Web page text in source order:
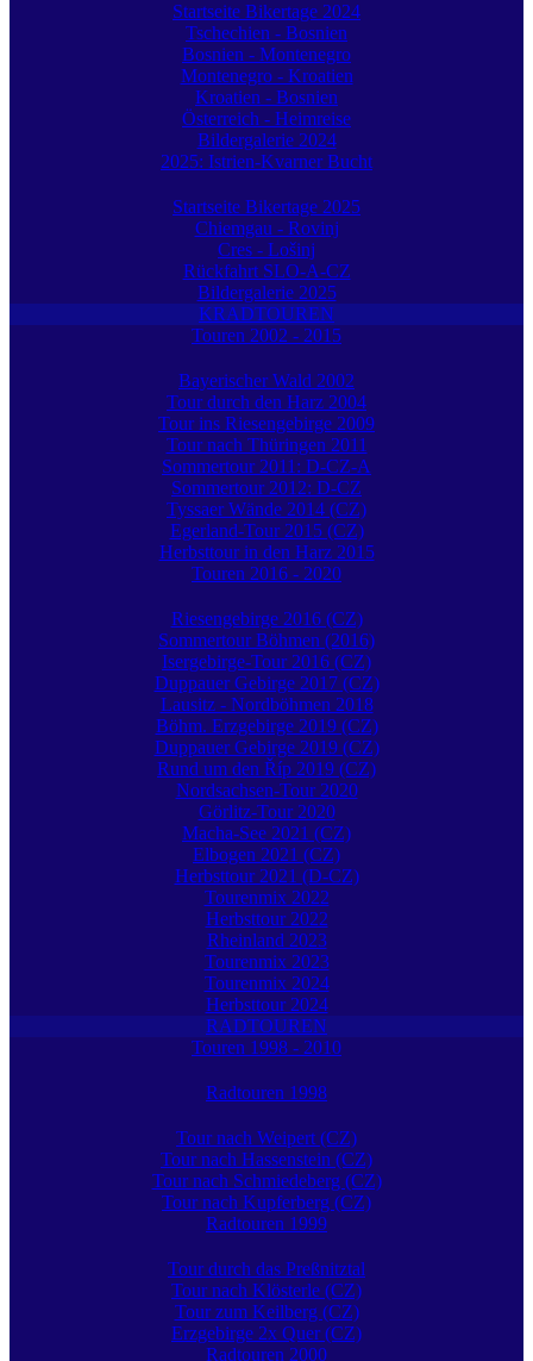
Startseite Bikertage 2024
Tschechien - Bosnien
Bosnien - Montenegro
Montenegro - Kroatien
Kroatien - Bosnien
Österreich - Heimreise
Bildergalerie 2024
2025: Istrien-Kvarner Bucht
Startseite Bikertage 2025
Chiemgau - Rovinj
Cres - Lošinj
Rückfahrt SLO-A-CZ
Bildergalerie 2025
KRADTOUREN
Touren 2002 - 2015
Bayerischer Wald 2002
Tour durch den Harz 2004
Tour ins Riesengebirge 2009
Tour nach Thüringen 2011
Sommertour 2011: D-CZ-A
Sommertour 2012: D-CZ
Tyssaer Wände 2014 (CZ)
Egerland-Tour 2015 (CZ)
Herbsttour in den Harz 2015
Touren 2016 - 2020
Riesengebirge 2016 (CZ)
Sommertour Böhmen (2016)
Isergebirge-Tour 2016 (CZ)
Duppauer Gebirge 2017 (CZ)
Lausitz - Nordböhmen 2018
Böhm. Erzgebirge 2019 (CZ)
Duppauer Gebirge 2019 (CZ)
Rund um den Říp 2019 (CZ)
Nordsachsen-Tour 2020
Görlitz-Tour 2020
Macha-See 2021 (CZ)
Elbogen 2021 (CZ)
Herbsttour 2021 (D-CZ)
Tourenmix 2022
Herbsttour 2022
Rheinland 2023
Tourenmix 2023
Tourenmix 2024
Herbsttour 2024
RADTOUREN
Touren 1998 - 2010
Radtouren 1998
Tour nach Weipert (CZ)
Tour nach Hassenstein (CZ)
Tour nach Schmiedeberg (CZ)
Tour nach Kupferberg (CZ)
Radtouren 1999
Tour durch das Preßnitztal
Tour nach Klösterle (CZ)
Tour zum Keilberg (CZ)
Erzgebirge 2x Quer (CZ)
Radtouren 2000